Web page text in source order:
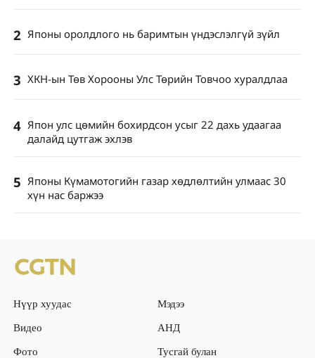
2 Японы оролдлого нь баримтын үндэслэлгүй зүйл
3 ХКН-ын Төв Хорооны Улс Төрийн Товчоо хуралдлаа
4 Япон улс цөмийн бохирдсон усыг 22 дахь удаагаа
далайд цутгаж эхлэв
5 Японы Күмамотогийн газар хөдлөлтийн улмаас 30
хүн нас баржээ
Нүүр хуудас
Мэдээ
Видео
АНД
Фото
Тусгай булан